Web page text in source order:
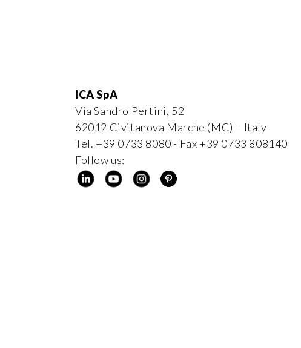
ICA SpA
Via Sandro Pertini, 52
62012 Civitanova Marche (MC) – Italy
Tel. +39 0733 8080 - Fax +39 0733 808140
Follow us: